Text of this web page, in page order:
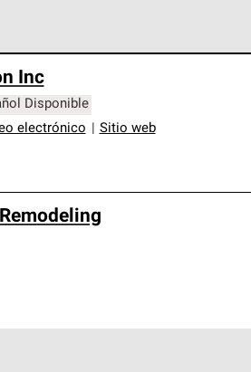
de profesionalismo, confiabilidad
sistemas de techos.
Inc
Disponible
electrónico Sitio web